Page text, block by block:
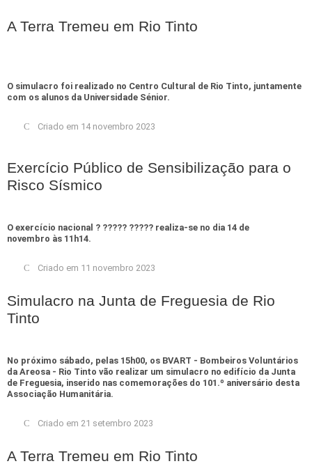
A Terra Tremeu em Rio Tinto
O simulacro foi realizado no Centro Cultural de Rio Tinto, juntamente
com os alunos da Universidade Sénior.
Criado em 14 novembro 2023
Exercício Público de Sensibilização para o
Risco Sísmico
O exercício nacional ? ????? ????? realiza-se no dia 14 de
novembro às 11h14.
Criado em 11 novembro 2023
Simulacro na Junta de Freguesia de Rio
Tinto
No próximo sábado, pelas 15h00, os BVART - Bombeiros Voluntários
da Areosa - Rio Tinto vão realizar um simulacro no edifício da Junta
de Freguesia, inserido nas comemorações do 101.º aniversário desta
Associação Humanitária.
Criado em 21 setembro 2023
A Terra Tremeu em Rio Tinto